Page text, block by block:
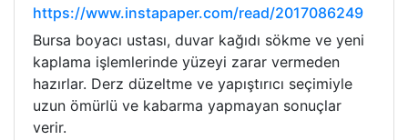
https://www.instapaper.com/read/2017086249
Bursa boyacı ustası, duvar kağıdı sökme ve yeni
kaplama işlemlerinde yüzeyi zarar vermeden
hazırlar. Derz düzeltme ve yapıştırıcı seçimiyle
uzun ömürlü ve kabarma yapmayan sonuçlar
verir.